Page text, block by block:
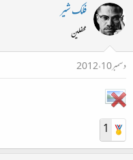
فلک شیر
محفلین
دسمبر 10، 2012
1